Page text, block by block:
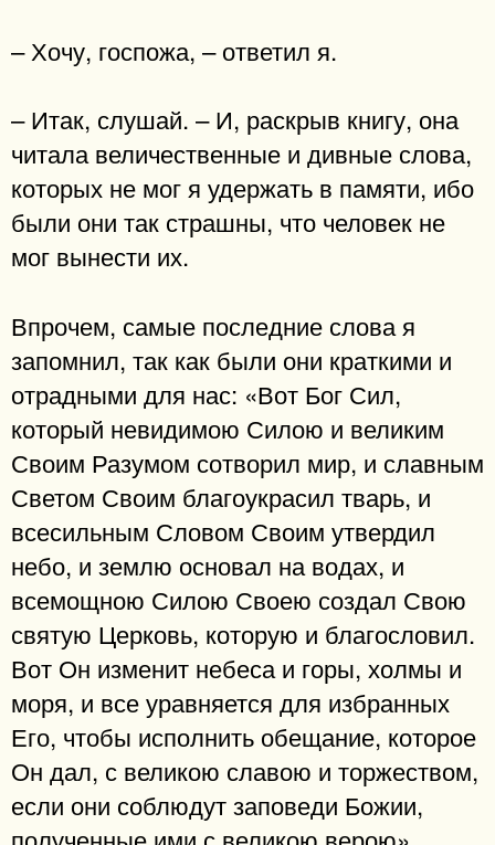
– Хочу, госпожа, – ответил я.
– Итак, слушай. – И, раскрыв книгу, она
читала величественные и дивные слова,
которых не мог я удержать в памяти, ибо
были они так страшны, что человек не
мог вынести их.
Впрочем, самые последние слова я
запомнил, так как были они краткими и
отрадными для нас: «Вот Бог Сил,
который невидимою Силою и великим
Своим Разумом сотворил мир, и славным
Светом Своим благоукрасил тварь, и
всесильным Словом Своим утвердил
небо, и землю основал на водах, и
всемощною Силою Своею создал Свою
святую Церковь, которую и благословил.
Вот Он изменит небеса и горы, холмы и
моря, и все уравняется для избранных
Его, чтобы исполнить обещание, которое
Он дал, с великою славою и торжеством,
если они соблюдут заповеди Божии,
полученные ими с великою верою».